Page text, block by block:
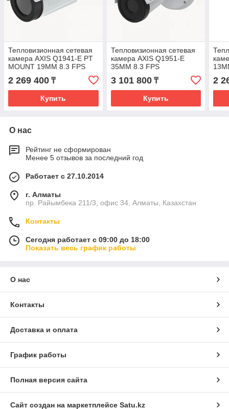
Тепловизионная сетевая
камера AXIS Q1941-E PT
MOUNT 19MM 8.3 FPS
2 269 400 ₸
Купить
Тепловизионная сетевая
камера AXIS Q1951-E
35MM 8.3 FPS
3 101 800₸
Купить
2
О нас
Рейтинг не сформирован
Менее 5 отзывов за последний год
Работает с 27.10.2014
г. Алматы
пр. Райымбека 211/3, офис 34, Алматы, Казахстан
Контакты
Сегодня работает с 09:00 до 18:00
Показать весь график работы
О нас
Контакты
Доставка и оплата
График работы
Полная версия сайта
Сайт создан на маркетплейсе Satu.kz